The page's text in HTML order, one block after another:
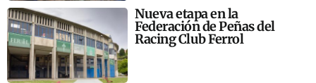
Nueva etapa en la
Federación de Peñas del
Racing Club Ferrol